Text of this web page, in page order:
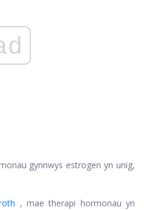
gynnwys estrogen yn unig,
, mae therapi hormonau yn